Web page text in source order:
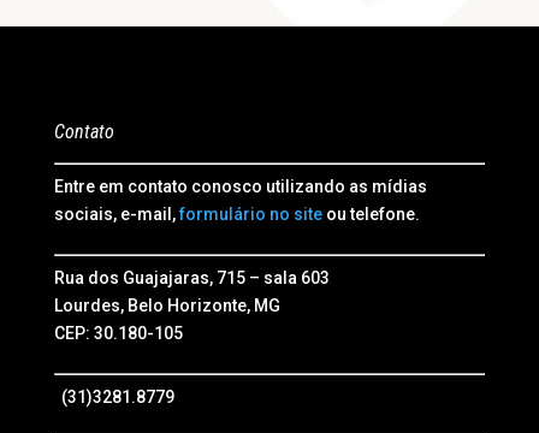
Contato
Entre em contato conosco utilizando as mídias
sociais, e-mail,formulário no siteou telefone.
Rua dos Guajajaras, 715 – sala 603
Lourdes, Belo Horizonte, MG
CEP: 30.180-105
(31)3281.8779